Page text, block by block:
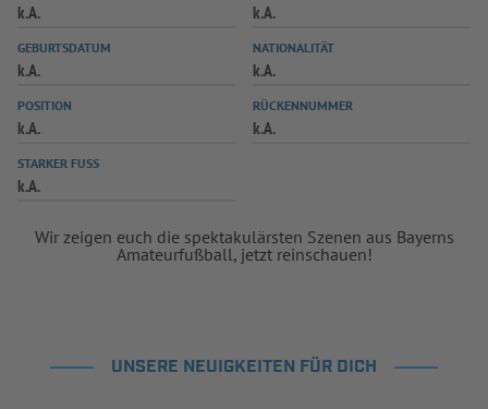
SPIELPLUS
k.A. k.A.
GEBURTSDATUM
k.A.
NATIONALITÄT
k.A.
POSITION
k.A.
RÜCKENNUMMER
k.A.
STARKER FUSS
k.A.
Wir zeigen euch die spektakulärsten Szenen aus Bayerns
Amateurfußball, jetzt reinschauen!
UNSERE NEUIGKEITEN FÜR DICH